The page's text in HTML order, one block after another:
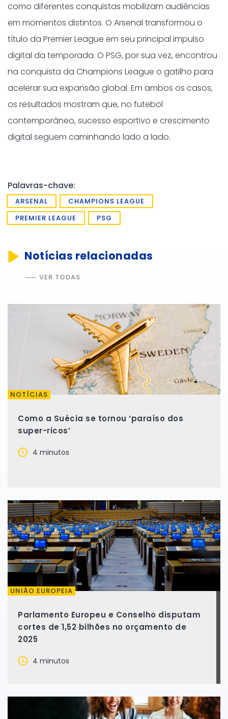
como diferentes conquistas mobilizam audiências
em momentos distintos. O Arsenal transformou o
título da Premier League em seu principal impulso
digital da temporada. O PSG, por sua vez, encontrou
na conquista da Champions League o gatilho para
acelerar sua expansão global. Em ambos os casos,
os resultados mostram que, no futebol
contemporâneo, sucesso esportivo e crescimento
digital seguem caminhando lado a lado.
Palavras-chave:
ARSENAL
CHAMPIONS LEAGUE
PREMIER LEAGUE
PSG
Notícias relacionadas
VER TODAS
NOTÍCIAS
Como a Suécia se tornou ‘paraíso dos
super-ricos’
4 minutos
UNIÃO EUROPEIA
Parlamento Europeu e Conselho disputam
cortes de 1,52 bilhões no orçamento de
2025
4 minutos